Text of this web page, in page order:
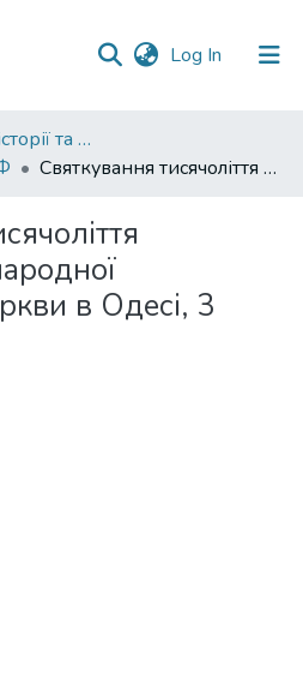
Log In (current)
06. Факультет історії та філософії
Святкування тисячоліття православної народної Болгарської церкви в Одесі, 3 травня 1870 р.
в Одесі, 3